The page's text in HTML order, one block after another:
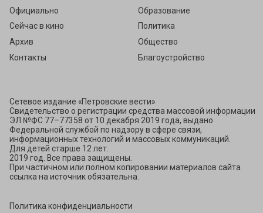
Официально
Сейчас в кино
Архив
Контакты
Образование
Политика
Общество
Благоустройство
Сетевое издание «Петровские вести»
Свидетельство о регистрации средства массовой информации
ЭЛ №ФС 77–77358 от 10 декабря 2019 года, выдано
Федеральной службой по надзору в сфере связи,
информационных технологий и массовых коммуникаций.
Для детей старше 12 лет.
2019 год. Все права защищены.
При частичном или полном копировании материалов сайта
ссылка на источник обязательна.
Политика конфиденциальности